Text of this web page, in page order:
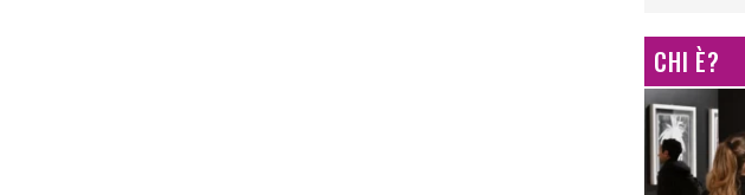
CHI È?